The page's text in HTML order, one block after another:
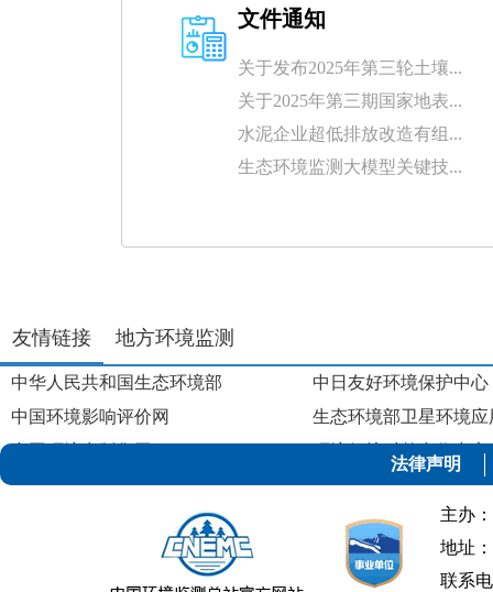
文件通知
关于发布2025年第三轮土壤...
关于2025年第三期国家地表...
水泥企业超低排放改造有组...
生态环境监测大模型关键技...
友情链接 地方环境监测
中华人民共和国生态环境部
中日友好环境保护中心
中国环境影响评价网
生态环境部卫星环境应
环境保护对外合作中心
中国环境保护产业协会
法律声明
主办
地址
联系电